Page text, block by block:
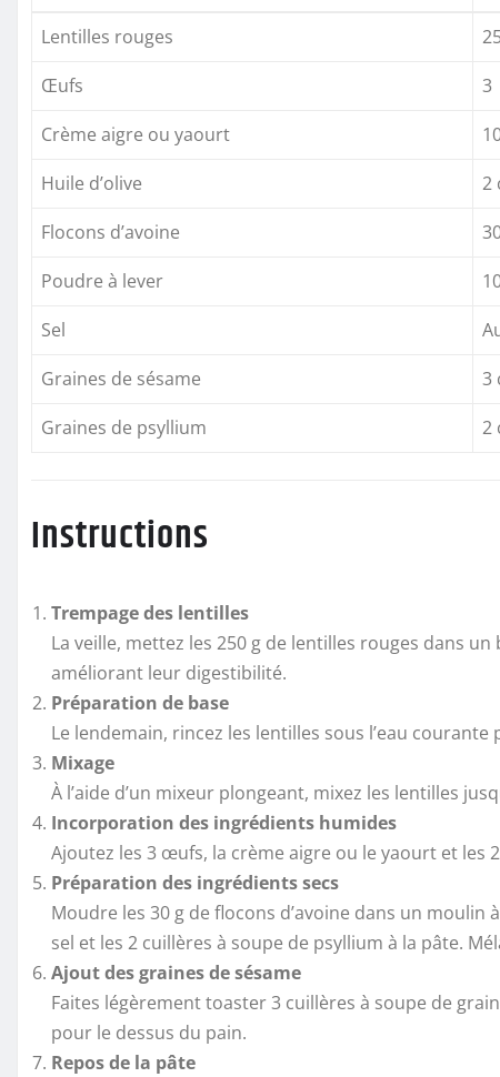
Lentilles rouges
Œufs
3
Crème aigre ou yaourt
Huile d’olive
2
Flocons d’avoine
Poudre à lever
Sel
Graines de sésame
3
Graines de psyllium
2
Instructions
Trempage des lentilles
La veille, mettez les 250 g de lentilles rouges dans
améliorant leur digestibilité.
Préparation de base
Le lendemain, rincez les lentilles sous l’eau
Mixage
À l’aide d’un mixeur plongeant, mixez les lentilles
Incorporation des ingrédients humides
Ajoutez les 3 œufs, la crème aigre ou le yaourt et les
Préparation des ingrédients secs
Moudre les 30 g de flocons d’avoine dans un
sel et les 2 cuillères à soupe de psyllium à la pâte.
Ajout des graines de sésame
Faites légèrement toaster 3 cuillères à soupe de
pour le dessus du pain.
Repos de la pâte